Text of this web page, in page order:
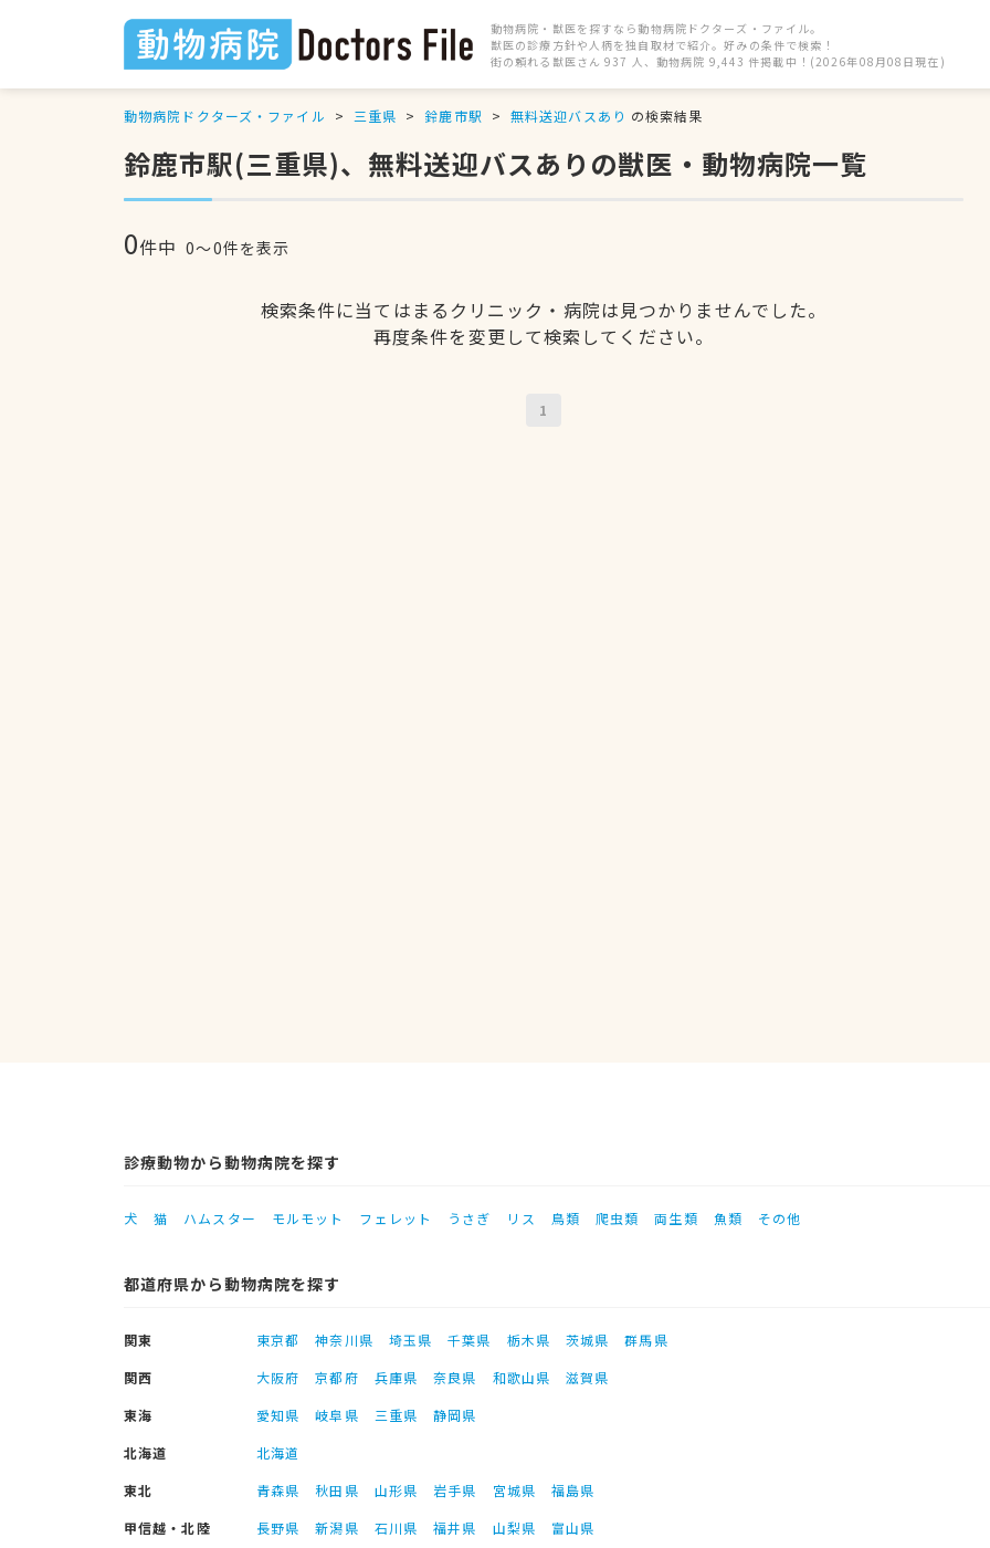
動物病院・獣医を探すなら動物病院ドクターズ・ファイル。
獣医の診療方針や人柄を独自取材で紹介。好みの条件で検索！
街の頼れる獣医さん 937 人、動物病院 9,443 件掲載中！(2026年08月08日現在)
動物病院ドクターズ・ファイル 三重県 鈴鹿市駅 無料送迎バスあり の検索結果
鈴鹿市駅(三重県)、無料送迎バスありの獣医・動物病院一覧
0件中 0〜0件を表示
検索条件に当てはまるクリニック・病院は見つかりませんでした。
再度条件を変更して検索してください。
1
診療動物から動物病院を探す
犬 猫 ハムスター モルモット フェレット うさぎ リス 鳥類 爬虫類 両生類 魚類 その他
都道府県から動物病院を探す
関東 東京都 神奈川県 埼玉県 千葉県 栃木県 茨城県
群馬県
関西
大阪府 京都府 兵庫県 奈良県 和歌山県
滋賀県
東海
愛知県 岐阜県 三重県
静岡県
北海道
北海道
東北
青森県 秋田県 山形県 岩手県 宮城県
福島県
甲信越・北陸
長野県 新潟県 石川県 福井県 山梨県
富山県